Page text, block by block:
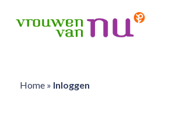
Home» Inloggen